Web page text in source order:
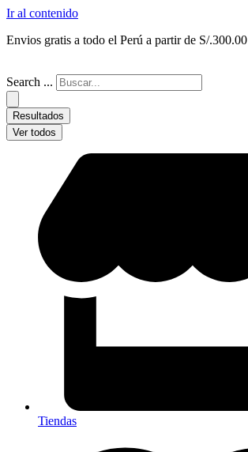
Ir al contenido
Envios gratis a todo el Perú a partir de S/.300.00
Search ...
Resultados
Ver todos
Tiendas